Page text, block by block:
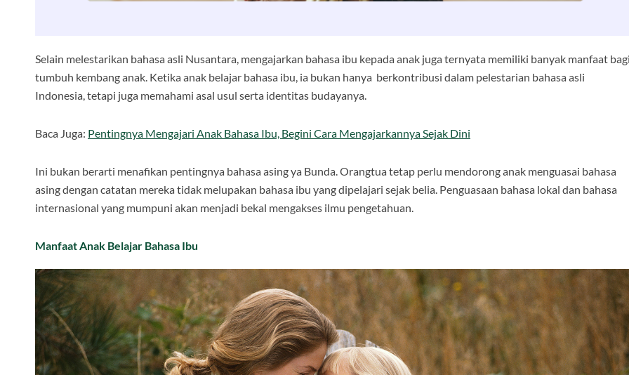
Selain melestarikan bahasa asli Nusantara, mengajarkan bahasa ibu kepada anak juga ternyata memiliki banyak manfaat bagi
tumbuh kembang anak. Ketika anak belajar bahasa ibu, ia bukan hanya berkontribusi dalam pelestarian bahasa asli
Indonesia, tetapi juga memahami asal usul serta identitas budayanya.
Baca Juga: Pentingnya Mengajari Anak Bahasa Ibu, Begini Cara Mengajarkannya Sejak Dini
Ini bukan berarti menafikan pentingnya bahasa asing ya Bunda. Orangtua tetap perlu mendorong anak menguasai bahasa
asing dengan catatan mereka tidak melupakan bahasa ibu yang dipelajari sejak belia. Penguasaan bahasa lokal dan bahasa
internasional yang mumpuni akan menjadi bekal mengakses ilmu pengetahuan.
Manfaat Anak Belajar Bahasa Ibu